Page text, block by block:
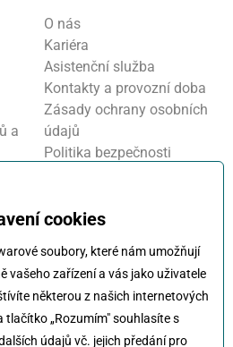
cookies
soubory, které nám umožňují
vašeho zařízení a vás jako uživatele
některou z našich internetových
„Rozumím" souhlasíte s
údajů vč. jejich předání pro
a
O nás
Kariéra
Asistenční služba
Kontakty a provozní doba
Zásady ochrany osobních
údajů
Politika bezpečnosti
Oznamovací systém
Kola Klokočka - ukončení
provozu